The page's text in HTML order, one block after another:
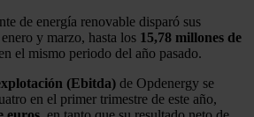
de energía renovable disparó sus
y marzo, hasta los 15,78 millones de
el mismo periodo del año pasado.
(Ebitda) de Opdenergy se
en el primer trimestre de este año,